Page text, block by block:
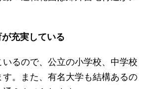
充実している
いるので、公立の小学校、中学校
。また、有名大学も結構あるの